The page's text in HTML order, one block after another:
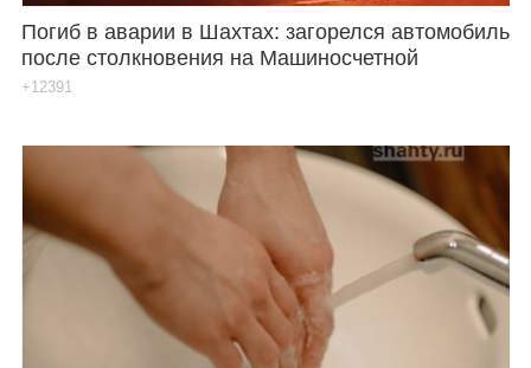
Фотогалерея
Погиб в аварии в Шахтах: загорелся автомобиль
после столкновения на Машиносчетной
+12391